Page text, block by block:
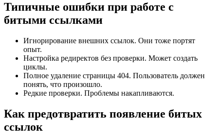
Типичные ошибки при работе с
битыми ссылками
Игнорирование внешних ссылок. Они тоже портят
опыт.
Настройка редиректов без проверки. Может создать
циклы.
Полное удаление страницы 404. Пользователь должен
понять, что произошло.
Редкие проверки. Проблемы накапливаются.
Как предотвратить появление битых
ссылок